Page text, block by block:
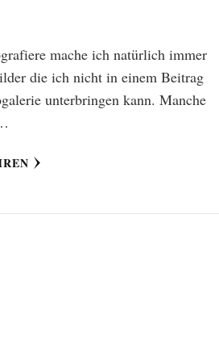
mache ich natürlich immer
die ich nicht in einem Beitrag
unterbringen kann. Manche